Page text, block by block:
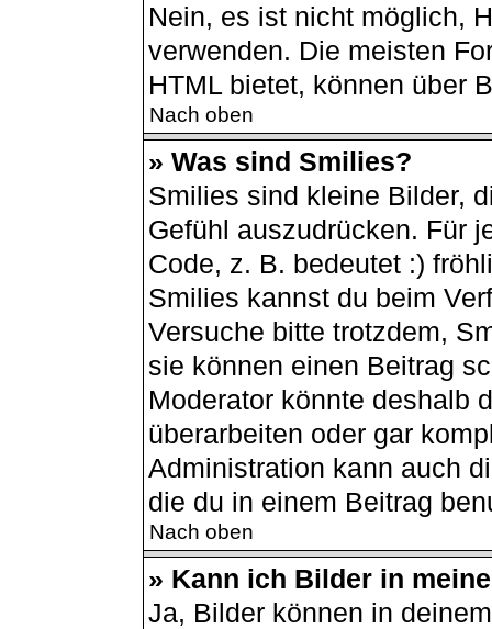
Nein, es ist nicht möglich,
verwenden. Die meisten
HTML bietet, können über
Nach oben
» Was sind Smilies?
Smilies sind kleine Bilder,
Gefühl auszudrücken. Für
Code, z. B. bedeutet :)
Smilies kannst du beim
Versuche bitte trotzdem,
sie können einen Beitrag
Moderator könnte deshalb
überarbeiten oder gar
Administration kann auch
die du in einem Beitrag
Nach oben
» Kann ich Bilder in
Ja, Bilder können in